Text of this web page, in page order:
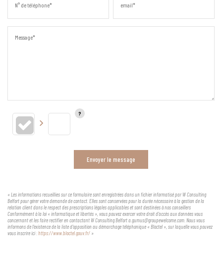
N° de téléphone* email*
Message*
Envoyer le message
« Les informations recueillies sur ce formulaire sont enregistrées dans un fichier informatisé par W Consulting
Belfort pour gérer votre demande de contact. Elles sont conservées pour la durée nécessaire à la gestion de la
relation client dans le respect des prescriptions légales applicables et sont destinées à nos conseillers
Conformément à la loi « informatique et libertés », vous pouvez exercer votre droit d'accès aux données vous
concernant et les faire rectifier en contactant W Consulting Belfort a.gumus@groupewelcome.com. Nous vous
informons de l'existence de la liste d'opposition au démarchage téléphonique « Bloctel », sur laquelle vous pouvez
vous inscrire ici :https://www.bloctel.gouv.fr/ »